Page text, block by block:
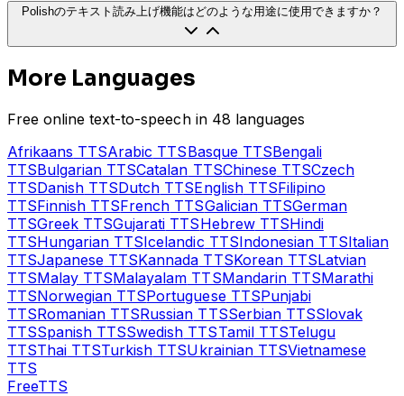
Polishのテキスト読み上げ機能はどのような用途に使用できますか？
More Languages
Free online text-to-speech in 48 languages
Afrikaans TTSArabic TTSBasqueTTSBengali
TTSBulgarian TTSCatalan TTSChineseTTSCzech
TTSDanish TTSDutch TTSEnglishTTSFilipino
TTSFinnish TTSFrench TTSGalicianTTSGerman
TTSGreek TTSGujarati TTSHebrewTTSHindi
TTSHungarian TTSIcelandic TTSIndonesianTTSItalian
TTSJapanese TTSKannada TTSKoreanTTSLatvian
TTSMalay TTSMalayalam TTSMandarinTTSMarathi
TTSNorwegian TTSPortugueseTTSPunjabi
TTSRomanian TTSRussian TTSSerbianTTSSlovak
TTSSpanish TTSSwedish TTSTamilTTSTelugu
TTSThai TTSTurkish TTSUkrainianTTSVietnamese
TTS
FreeTTS